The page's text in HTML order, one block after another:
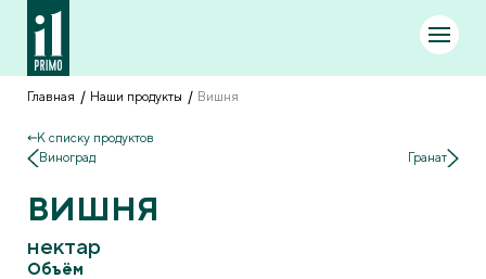
Главная Наши продукты Вишня
К списку продуктов
Виноград
Гранат
ВИШНЯ
нектар
Объём